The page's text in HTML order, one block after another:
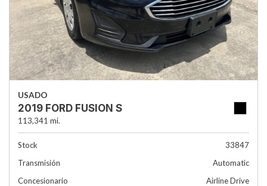
USADO
2019 FORD FUSION S
113,341 mi.
Stock
33847
Transmisión
Automatic
Concesionario
Airline Drive